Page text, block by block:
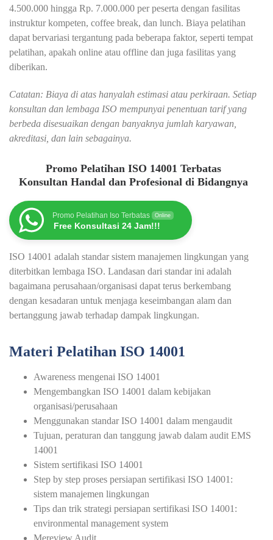
4.500.000 hingga Rp. 7.000.000 per peserta dengan fasilitas
instruktur kompeten, coffee break, dan lunch. Biaya pelatihan
dapat bervariasi tergantung pada beberapa faktor, seperti tempat
pelatihan, apakah online atau offline dan juga fasilitas yang
diberikan.
Catatan: Biaya di atas hanyalah estimasi atau perkiraan. Setiap
konsultan dan lembaga ISO mempunyai penentuan tarif yang
berbeda disesuaikan dengan banyaknya jumlah karyawan,
akreditasi, dan lain sebagainya.
Promo Pelatihan ISO 14001 Terbatas
Konsultan Handal dan Profesional di Bidangnya
Promo Pelatihan Iso Terbatas Online
Free Konsultasi 24 Jam!!!
ISO 14001 adalah standar sistem manajemen lingkungan yang
diterbitkan lembaga ISO. Landasan dari standar ini adalah
bagaimana perusahaan/organisasi dapat terus berkembang
dengan kesadaran untuk menjaga keseimbangan alam dan
bertanggung jawab terhadap dampak lingkungan.
Materi Pelatihan ISO 14001
Awareness mengenai ISO 14001
Mengembangkan ISO 14001 dalam kebijakan
organisasi/perusahaan
Menggunakan standar ISO 14001 dalam mengaudit
Tujuan, peraturan dan tanggung jawab dalam audit EMS
14001
Sistem sertifikasi ISO 14001
Step by step proses persiapan sertifikasi ISO 14001:
sistem manajemen lingkungan
Tips dan trik strategi persiapan sertifikasi ISO 14001:
environmental management system